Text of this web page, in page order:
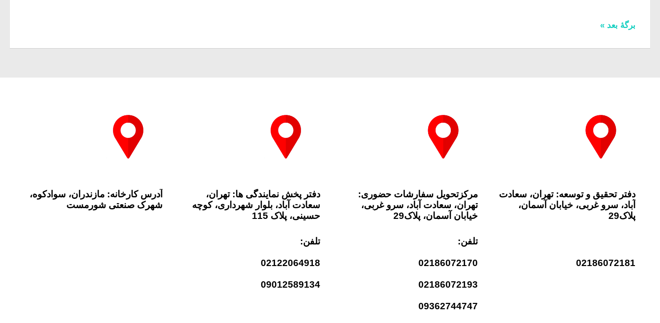
برگهٔ بعد »
آدرس کارخانه: مازندران، سوادکوه،
شهرک صنعتی شورمست
دفتر پخش نمایندگی ها: تهران،
سعادت آباد، بلوار شهرداری، کوچه
حسینی، پلاک 115
تلفن:
02122064918
09012589134
مرکزتحویل سفارشات حضوری:
تهران، سعادت آباد، سرو غربی،
خیابان آسمان، پلاک29
تلفن:
02186072170
02186072193
09362744747
دفتر تحقیق و توسعه: تهران، سعادت
آباد، سرو غربی، خیابان آسمان،
پلاک29
02186072181